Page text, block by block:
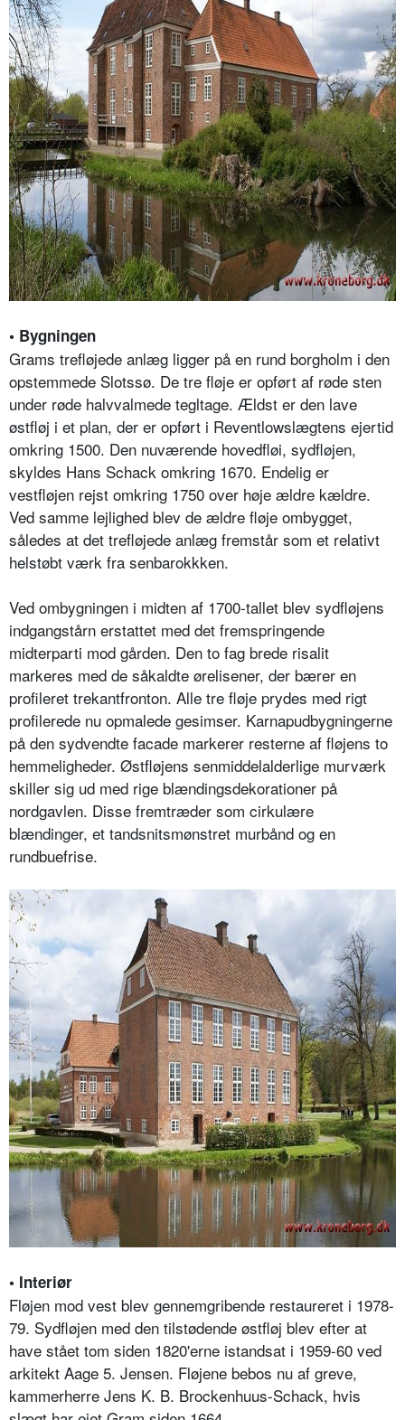
• Bygningen
Grams trefløjede anlæg ligger på en rund borgholm i den
opstemmede Slotssø. De tre fløje er opført af røde sten
under røde halvvalmede tegltage. Ældst er den lave
østfløj i et plan, der er opført i Reventlowslægtens ejertid
omkring 1500. Den nuværende hovedfløi, sydfløjen,
skyldes Hans Schack omkring 1670. Endelig er
vestfløjen rejst omkring 1750 over høje ældre kældre.
Ved samme lejlighed blev de ældre fløje ombygget,
således at det trefløjede anlæg fremstår som et relativt
helstøbt værk fra senbarokkken.
Ved ombygningen i midten af 1700-tallet blev sydfløjens
indgangstårn erstattet med det fremspringende
midterparti mod gården. Den to fag brede risalit
markeres med de såkaldte ørelisener, der bærer en
profileret trekantfronton. Alle tre fløje prydes med rigt
profilerede nu opmalede gesimser. Karnapudbygningerne
på den sydvendte facade markerer resterne af fløjens to
hemmeligheder. Østfløjens senmiddelalderlige murværk
skiller sig ud med rige blændingsdekorationer på
nordgavlen. Disse fremtræder som cirkulære
blændinger, et tandsnitsmønstret murbånd og en
rundbuefrise.
• Interiør
Fløjen mod vest blev gennemgribende restaureret i 1978-
79. Sydfløjen med den tilstødende østfløj blev efter at
have stået tom siden 1820'erne istandsat i 1959-60 ved
arkitekt Aage 5. Jensen. Fløjene bebos nu af greve,
kammerherre Jens K. B. Brockenhuus-Schack, hvis